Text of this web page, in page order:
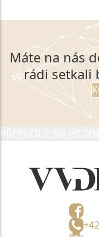
Máte na nás
rádi setkali